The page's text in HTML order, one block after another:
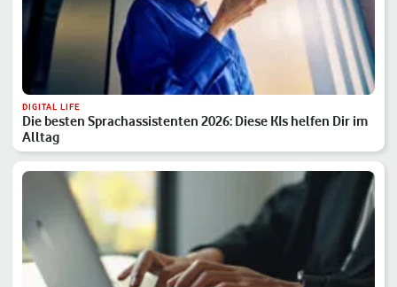
DIGITAL LIFE
Die besten Sprachassistenten 2026: Diese KIs helfen Dir im
Alltag